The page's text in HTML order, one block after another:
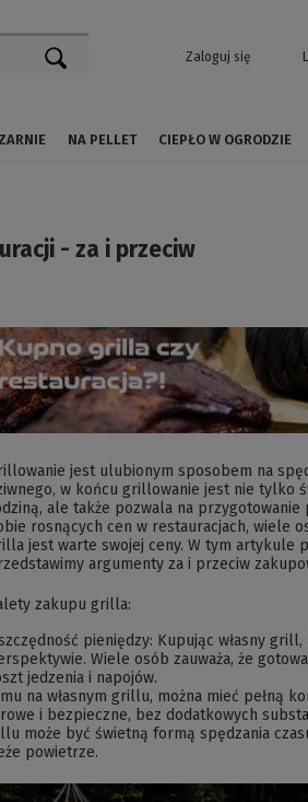
Zaloguj się
NA PELLET CIEPŁO W OGRODZIE
- za i przeciw
jest ulubionym sposobem na
w końcu grillowanie jest nie tylko
ale także pozwala na przygotowanie
rosnących cen w restauracjach, wiele
jest warte swojej ceny. W tym artykule
argumenty za i przeciw
zakupu grilla:
pieniędzy: Kupując własny
Wiele osób zauważa, że
jedzenia i napojów.
na własnym grillu, można mieć pełną
i bezpieczne, bez dodatkowych
może być świetną formą spędzania
powietrze.